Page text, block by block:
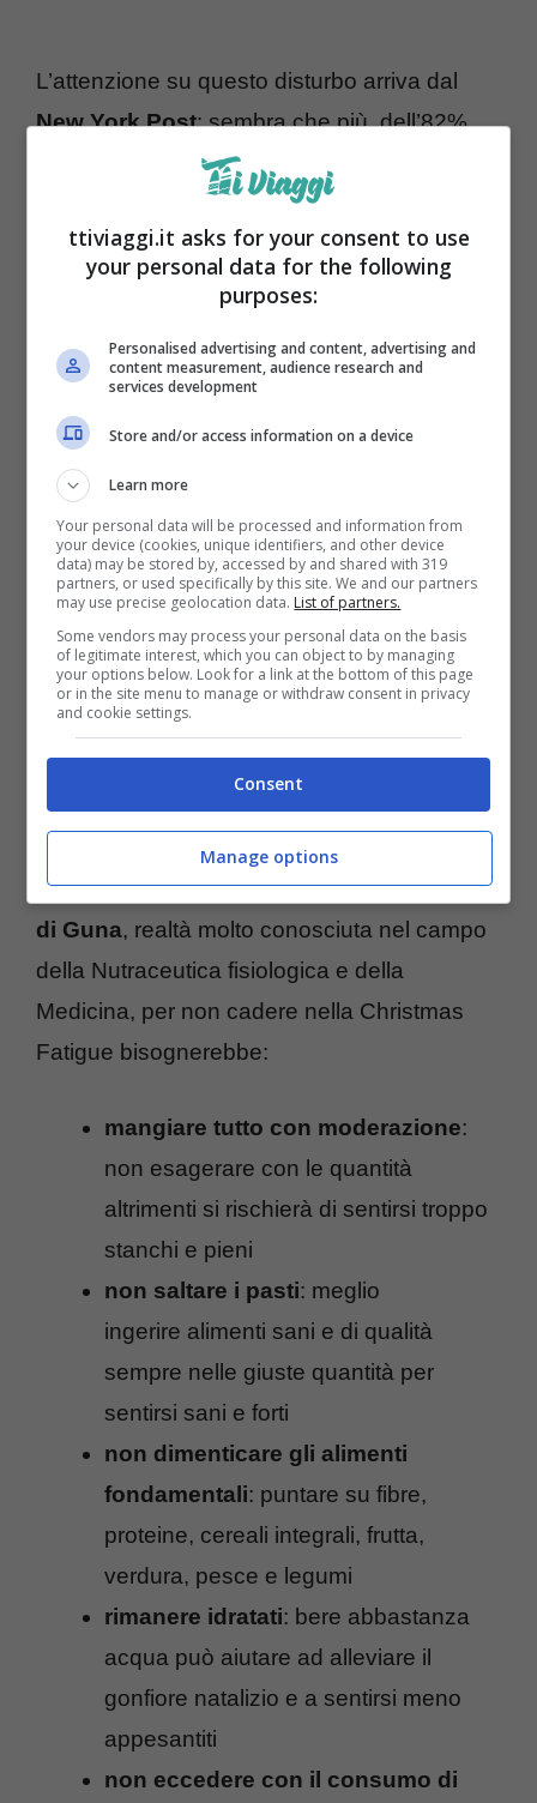
L’attenzione su questo disturbo arriva dal
New York Post: sembra che più dell’82%
degli americani stia accusando la “Christmas
Fatigue”. Questo disturbo è diffuso anche in
Italia, infatti ilConsiglio nazionale
dell’Ordine degli psicologi (Cnop)
ormai in media un italiano su 3 e a soffrirne
dell’American Psychological Association
ha chiarito che il giorno di Natale, per il 44%
della popolazione femminile, rispetto al 31%
degli uomini, significa stress e pressione.
Le persone che si sentono sole e
inadeguate, provano questi sentimenti
ancora di più durante i giorni di festa.
combattere questo disturbo con delle piccole
accortezze, d’altronde il periodo di festa
dovrebbe significare solo gioia e serenità e
non stress e tristezza. Secondo gliesperti
di Guna, realtà molto conosciuta nel campo
della Nutraceutica fisiologica e della
Medicina, per non cadere nella Christmas
Fatigue bisognerebbe:
mangiare tutto con moderazione:
non esagerare con le quantità
altrimenti si rischierà di sentirsi troppo
stanchi e pieni
non saltare i pasti: meglio
ingerire alimenti sani e di qualità
sempre nelle giuste quantità per
sentirsi sani e forti
non dimenticare gli alimenti
fondamentali: puntare su fibre,
proteine, cereali integrali, frutta,
verdura, pesce e legumi
rimanere idratati: bere abbastanza
acqua può aiutare ad alleviare il
gonfiore natalizio e a sentirsi meno
appesantiti
non eccedere con il consumo di
ttiviaggi.it asks for your consent to use
your personal data for the following
purposes:
Personalised advertising and content, advertising and
content measurement, audience research and
services development
Store and/or access information on a device
Learn more
Your personal data will be processed and information from
your device (cookies, unique identifiers, and other device
data) may be stored by, accessed by and shared with 319
partners, or used specifically by this site. We and our partners
may use precise geolocation data. List of partners.
Some vendors may process your personal data on the basis
of legitimate interest, which you can object to by managing
your options below. Look for a link at the bottom of this page
or in the site menu to manage or withdraw consent in privacy
and cookie settings.
Consent
Manage options